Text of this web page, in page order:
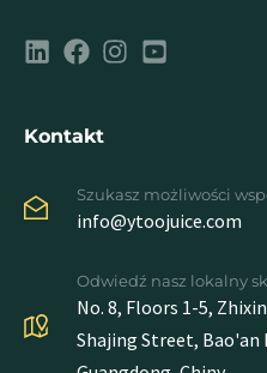
Kontakt
Szukasz możliwości
info@ytoojuice.com
Odwiedź nasz lokalny
No. 8, Floors 1-5,
Shajing Street, Bao'an